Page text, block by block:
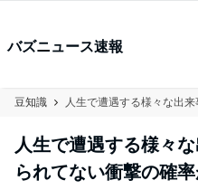
バズニュース速報
豆知識
人生で遭遇する様々
られてない衝撃の確